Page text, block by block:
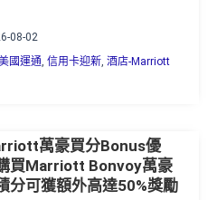
08-02
國運通 信用卡迎新, 酒店-Marriott
萬豪買分Bonus優
買Marriott Bonvoy萬豪
分可獲額外高達50%獎勵